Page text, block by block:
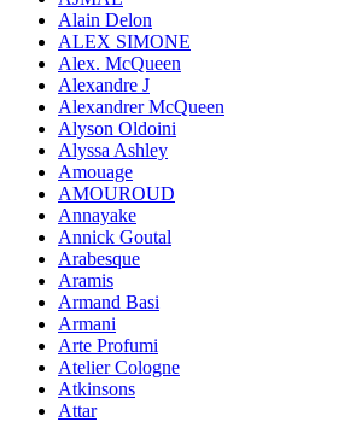
Alain Delon
ALEX SIMONE
Alex. McQueen
Alexandre J
Alexandrer McQueen
Alyson Oldoini
Alyssa Ashley
Amouage
AMOUROUD
Annayake
Annick Goutal
Arabesque
Aramis
Armand Basi
Armani
Arte Profumi
Atelier Cologne
Atkinsons
Attar